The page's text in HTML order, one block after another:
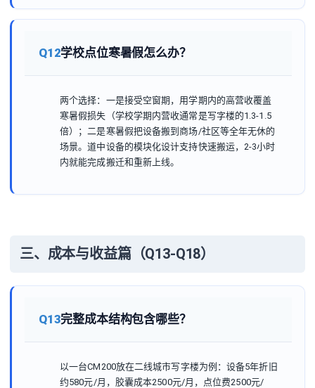
Q12学校点位寒暑假怎么办？
两个选择：一是接受空窗期，用学期内的高营收覆盖
寒暑假损失（学校学期内营收通常是写字楼的1.3-1.5
倍）；二是寒暑假把设备搬到商场/社区等全年无休的
场景。道中设备的模块化设计支持快速搬运，2-3小时
内就能完成搬迁和重新上线。
三、成本与收益篇（Q13-Q18）
Q13完整成本结构包含哪些？
以一台CM200放在二线城市写字楼为例：设备5年折旧
约580元/月，胶囊成本2500元/月，点位费2500元/